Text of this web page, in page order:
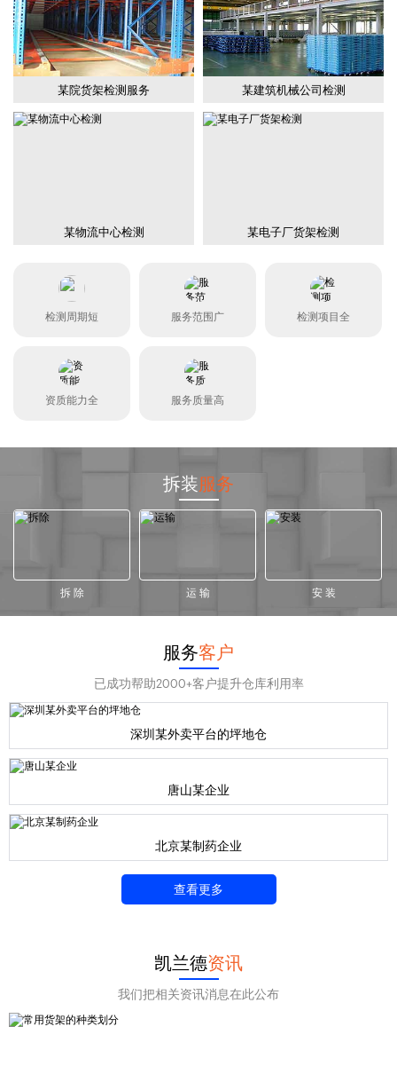
某院货架检测服务 某建筑机械公司检测
某物流中心检测 某电子厂货架检测
检测周期短 服务范围广 检测项目全
资质能力全 服务质量高
拆装服务
拆 除 运 输 安 装
服务客户
已成功帮助2000+客户提升仓库利用率
深圳某外卖平台的坪地仓
唐山某企业
北京某制药企业
查看更多
凯兰德资讯
我们把相关资讯消息在此公布